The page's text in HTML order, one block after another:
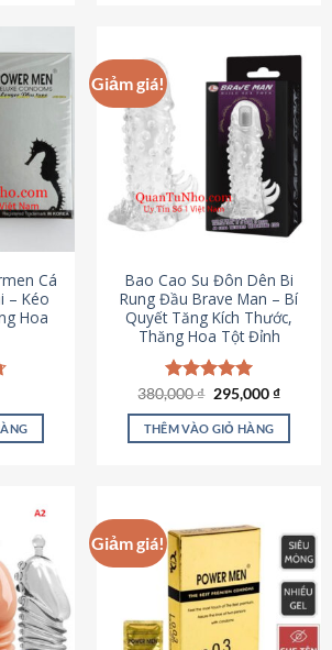
Cá
– Kéo
Hoa
Giảm giá!
Bao Cao Su Đôn Dên Bi
Rung Đầu Brave Man – Bí
Quyết Tăng Kích Thước,
Thăng Hoa Tột Đỉnh
Được xếp
hạng5.00
5 sao
380,000₫ Giá
là:
380,000 ₫.
295,000₫Giá
tại
THÊM VÀO GIỎ HÀNG
Giảm giá!